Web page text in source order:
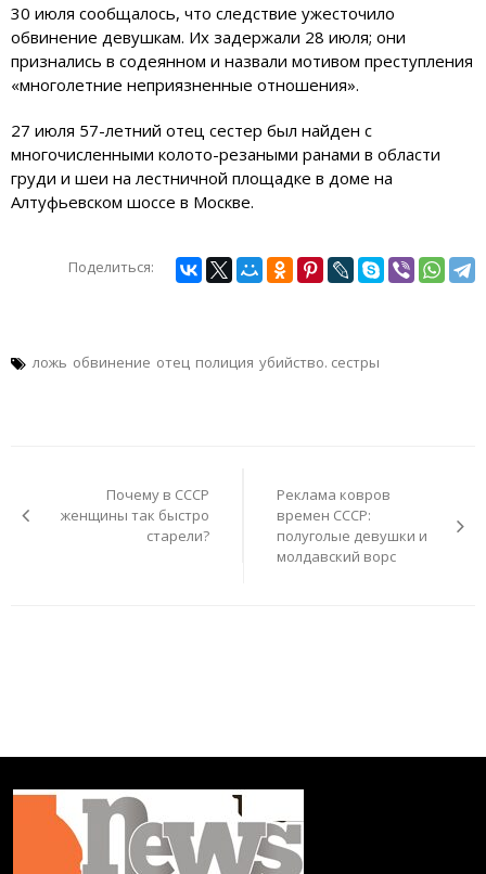
30 июля сообщалось, что следствие ужесточило
обвинение девушкам. Их задержали 28 июля; они
признались в содеянном и назвали мотивом преступления
«многолетние неприязненные отношения».
27 июля 57-летний отец сестер был найден с
многочисленными колото-резаными ранами в области
груди и шеи на лестничной площадке в доме на
Алтуфьевском шоссе в Москве.
Поделиться:
ложь обвинение отец полиция убийство. сестры
записям
Почему в СССР
женщины так быстро
старели?
Реклама ковров
времен СССР:
полуголые девушки и
молдавский ворс